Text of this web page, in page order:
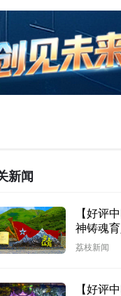
新闻
【好评
神铸魂
政课激扬
荔枝新闻
【好评